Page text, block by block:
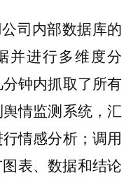
司内部数据库的
并进行多维度分
钟内抓取了所有
情监测系统，汇
情感分析；调用
表、数据和结论